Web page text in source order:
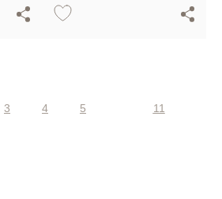
3 4 5 11